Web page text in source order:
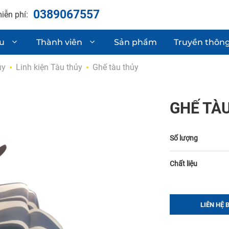
phí: 0389067557
Sơ mi rơ moóc
Thành viên Sản phẩm Truyền
Linh kiện Tàu thủy Ghế tàu thủy
GHẾ
Số lượng
Chất liệu
LIÊN HỆ